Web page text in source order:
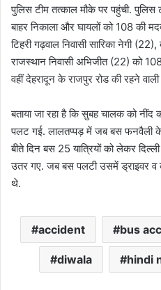
पुलिस टीम तत्काल मौके पर पहुंची.
बाहर निकाला और घायलों को 108 की
टिहरी गढ़वाल निवासी सारिका नेगी
राजस्थान निवासी अभिजीत (22) को
वहीं देहरादून के राजपुर रोड की रहने
बताया जा रहा है कि सुबह चालक को
पलट गई. लालतप्पड़ में जब बस फनवैली के
बीते दिन बस 25 यात्रियों को लेकर
उतर गए. जब बस पलटी उसमें ड्राइवर व
थे.
accident bus
diwala hindi